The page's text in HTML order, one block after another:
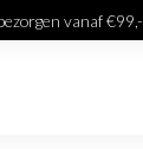
vanaf €99,-